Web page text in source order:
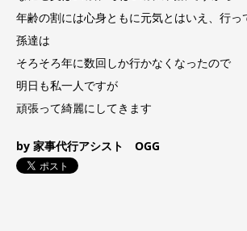
年齢の割には心身ともに元気とはいえ、行っ
孫達は
そろそろ年に数回しか行かなくなったので
明日も私一人ですが
頑張って綺麗にしてきます
by 家事代行アシスト OGG